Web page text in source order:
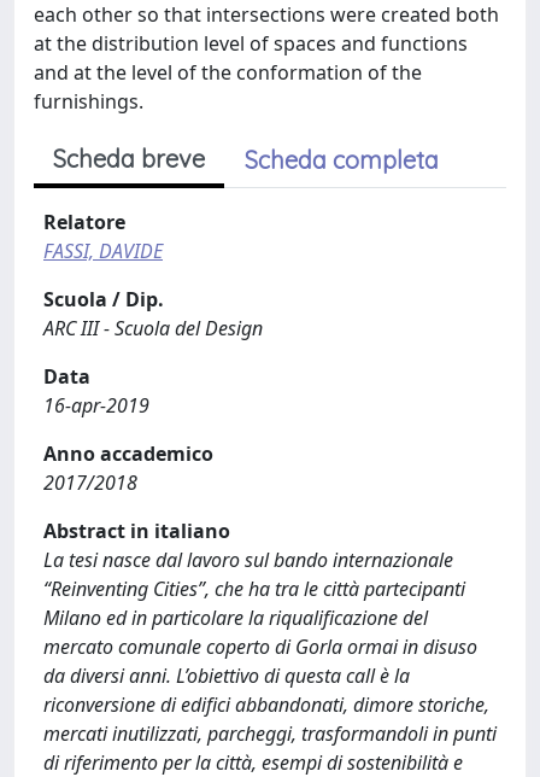
each other so that intersections were created both
at the distribution level of spaces and functions
and at the level of the conformation of the
furnishings.
Scheda breve Scheda completa
Relatore
FASSI, DAVIDE
Scuola / Dip.
ARC III - Scuola del Design
Data
16-apr-2019
Anno accademico
2017/2018
Abstract in italiano
La tesi nasce dal lavoro sul bando internazionale
“Reinventing Cities”, che ha tra le città partecipanti
Milano ed in particolare la riqualificazione del
mercato comunale coperto di Gorla ormai in disuso
da diversi anni. L’obiettivo di questa call è la
riconversione di edifici abbandonati, dimore storiche,
mercati inutilizzati, parcheggi, trasformandoli in punti
di riferimento per la città, esempi di sostenibilità e